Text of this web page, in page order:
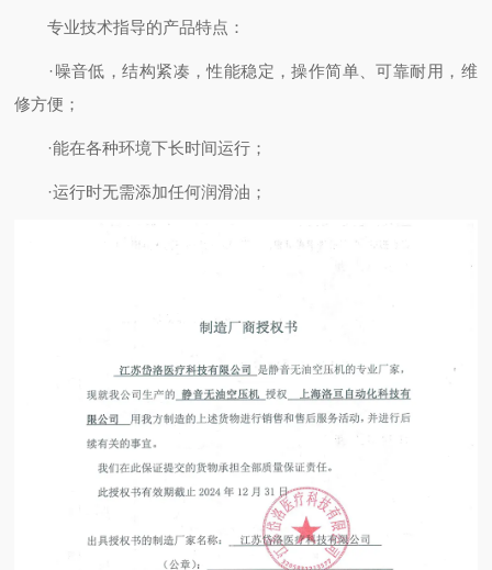
专业技术指导的产品特点：
·噪音低，结构紧凑，性能稳定，操作简单、可靠耐用，维
修方便；
·能在各种环境下长时间运行；
·运行时无需添加任何润滑油；